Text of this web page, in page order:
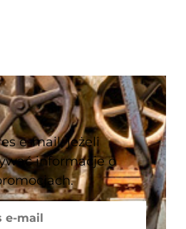
e-mail, jeżeli
informacje o